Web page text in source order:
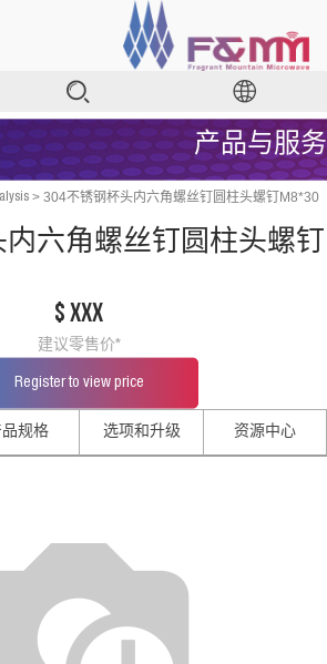
产品与服务
> 304不锈钢杯头内六角螺丝钉圆柱头螺钉M8*30
内六角螺丝钉圆柱头螺钉
$ xxx
建议零售价*
Register to view price
品规格 选项和升级 资源中心